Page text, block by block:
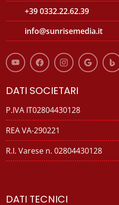
+39 0332.22.62.39
info@sunrisemedia.it
DATI SOCIETARI
P.IVA IT02804430128
REA VA-290221
R.I. Varese n. 02804430128
DATI TECNICI